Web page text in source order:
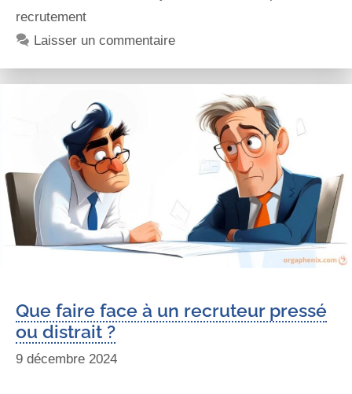
recrutement
Laisser un commentaire
Que faire face à un recruteur pressé
ou distrait ?
9 décembre 2024